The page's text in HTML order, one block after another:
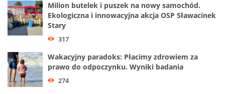
Milion butelek i puszek na nowy samochód.
Ekologiczna i innowacyjna akcja OSP Sławacinek
Stary
317
Wakacyjny paradoks: Płacimy zdrowiem za
prawo do odpoczynku. Wyniki badania
274